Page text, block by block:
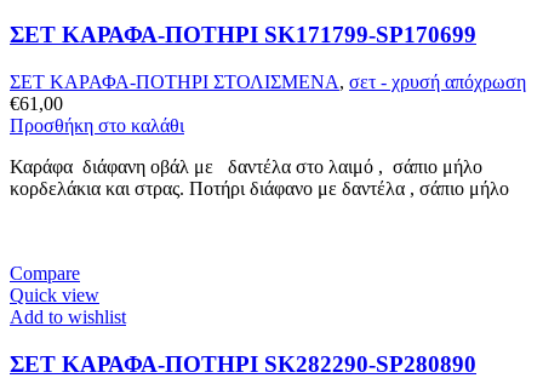
ΣΕΤ ΚΑΡΑΦΑ-ΠΟΤΗΡΙ SK171799-SP170699
ΣΕΤ ΚΑΡΑΦΑ-ΠΟΤΗΡΙ ΣΤΟΛΙΣΜΕΝΑ, σετ - χρυσή απόχρωση
€61,00
Προσθήκη στο καλάθι
Καράφα διάφανη οβάλ με δαντέλα στο λαιμό , σάπιο μήλο
κορδελάκια και στρας. Ποτήρι διάφανο με δαντέλα , σάπιο μήλο
Compare
Quick view
Add to wishlist
ΣΕΤ ΚΑΡΑΦΑ-ΠΟΤΗΡΙ SK282290-SP280890